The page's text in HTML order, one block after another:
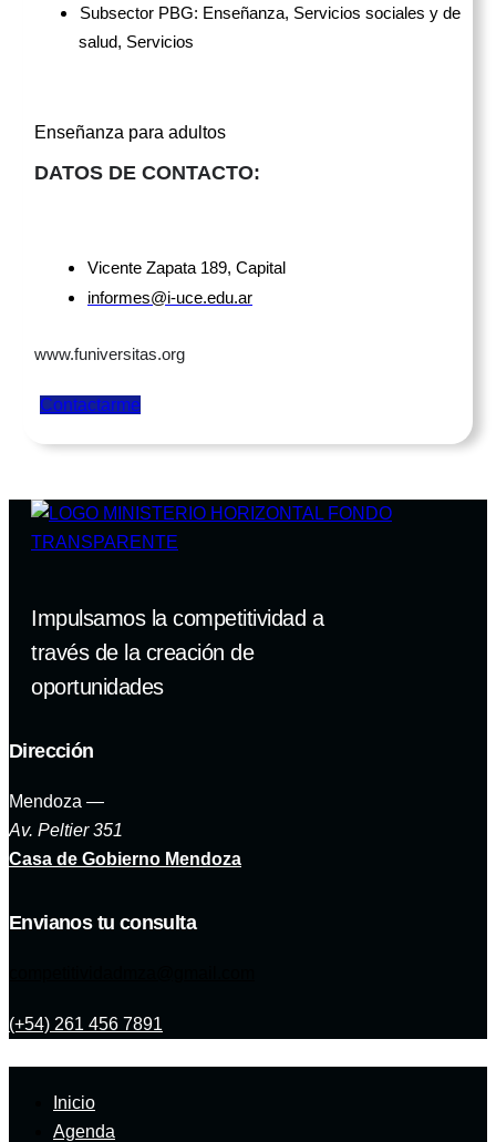
Subsector PBG: Enseñanza, Servicios sociales y de
salud, Servicios
Enseñanza para adultos
DATOS DE CONTACTO:
Vicente Zapata 189, Capital
informes@i-uce.edu.ar
www.funiversitas.org
Contactarme
Impulsamos la competitividad a
través de la creación de
oportunidades
Dirección
Mendoza —
Av. Peltier 351
Casa de Gobierno Mendoza
Envianos tu consulta
(+54) 261 456 7891
Inicio
Agenda